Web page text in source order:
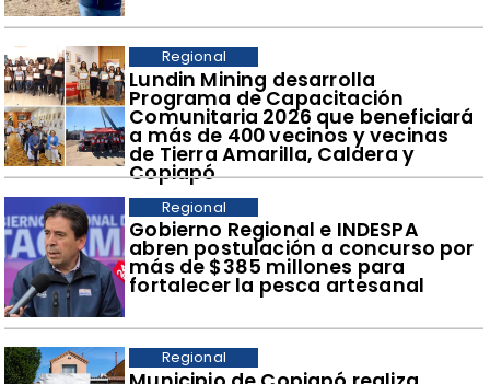
​Lundin Mining desarrolla
Programa de Capacitación
Comunitaria 2026 que beneficiará
a más de 400 vecinos y vecinas
de Tierra Amarilla, Caldera y
Copiapó
Regional
​Gobierno Regional e INDESPA
abren postulación a concurso por
más de $385 millones para
fortalecer la pesca artesanal
Regional
Regional